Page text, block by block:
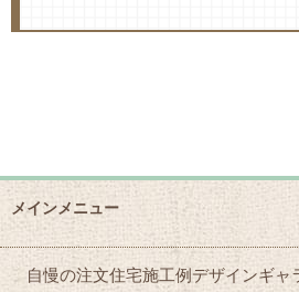
メインメニュー
自慢の注文住宅施工例デザインギャ